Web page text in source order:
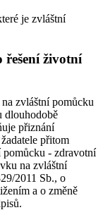
je zvláštní
řešení životní
zvláštní pomůcku
dlouhodobě
přiznání
přitom
pomůcku - zdravotní
na zvláštní
2011 Sb., o
a o změně